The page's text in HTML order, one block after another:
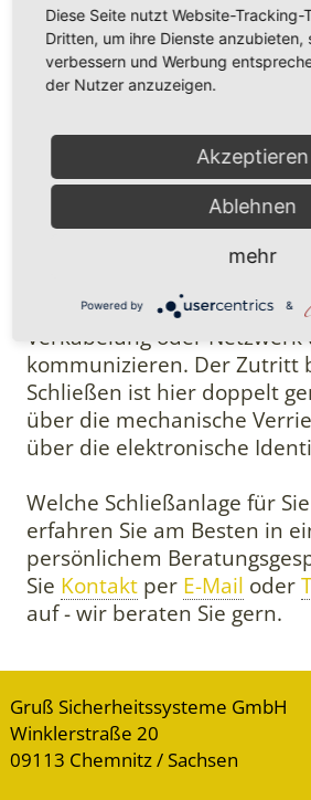
Die +CLIQ-Technologie
leistungsfähige
mechanischen
und Schlüssel können
Verkabelung oder
kommunizieren. Der Zutritt
Schließen ist hier doppelt
über die mechanische
über die elektronische
Welche Schließanlage für
erfahren Sie am Besten in
persönlichem
Sie Kontaktper E-Mail oder
auf - wir beraten Sie gern.
Gruß Sicherheitssysteme GmbH
Winklerstraße 20
09113 Chemnitz / Sachsen
Diese Seite nutzt Website-Tracking-
Dritten, um ihre Dienste anzubieten,
verbessern und Werbung
der Nutzer anzuzeigen.
Akzeptieren
Ablehnen
mehr
Powered by &